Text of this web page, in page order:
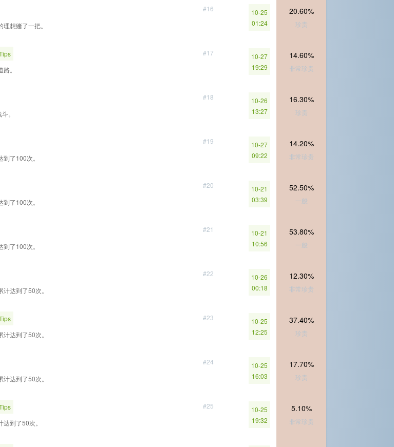
#16
想赌了一把。
10-25
01:24
20.60%
珍贵
#17
。
10-27
19:29
14.60%
非常珍贵
#18
。
10-26
13:27
16.30%
珍贵
#19
了100次。
10-27
09:22
14.20%
非常珍贵
#20
了100次。
10-21
03:39
52.50%
一般
#21
了100次。
10-21
10:56
53.80%
一般
#22
达到了50次。
10-26
00:18
12.30%
非常珍贵
#23
达到了50次。
10-25
12:25
37.40%
珍贵
#24
达到了50次。
10-25
16:03
17.70%
珍贵
#25
到了50次。
10-25
19:32
5.10%
非常珍贵